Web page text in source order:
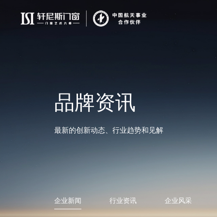
品牌资讯
最新的创新动态、行业趋势和见解
企业新闻 行业资讯 企业风采